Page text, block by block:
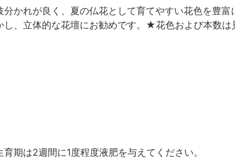
かれが良く、夏の仏花として育てやすい花色を豊富
、立体的な花壇にお勧めです。★花色および本数は
期は2週間に1度程度液肥を与えてください。